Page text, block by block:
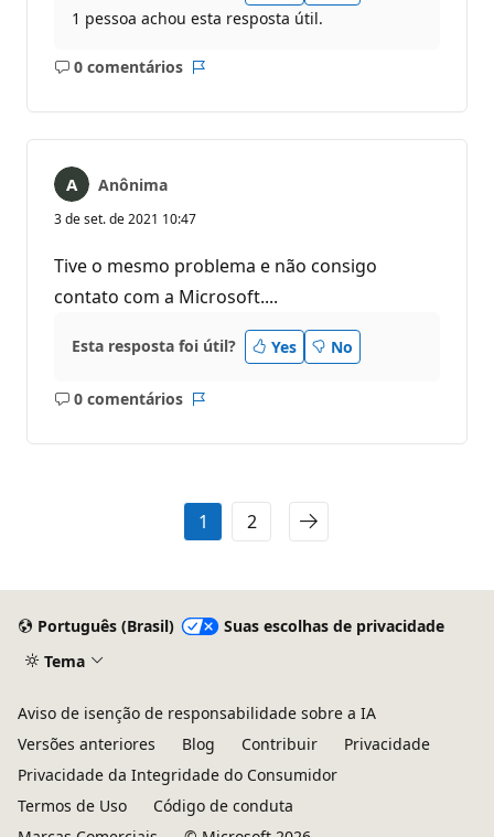
1 pessoa achou esta resposta útil.
0 comentários
Sem
Anônima
3 de set. de 2021 10:47
Tive o mesmo problema e não consigo
contato com a Microsoft....
Esta resposta foi útil? Yes No
0 comentários
Sem
1 2
Português (Brasil)
Suas escolhas de privacidade
Tema
Aviso de isenção de responsabilidade sobre a IA
Versões anteriores
Blog Contribuir
Privacidade
Privacidade da Integridade do Consumidor
Termos de Uso
Código de conduta